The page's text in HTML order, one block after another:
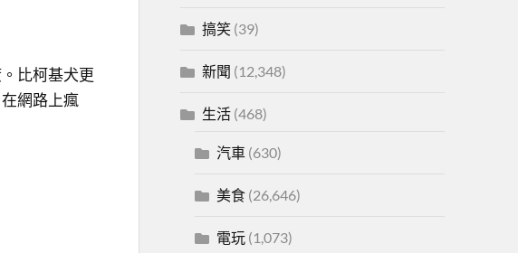
比柯基犬更
網路上瘋
搞笑(39)
新聞 (12,348)
生活(468)
汽車(630)
美食(26,646)
電玩(1,073)